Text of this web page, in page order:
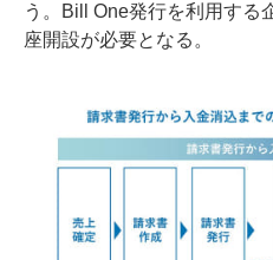
う。Bill One発行を利用する
座開設が必要となる。